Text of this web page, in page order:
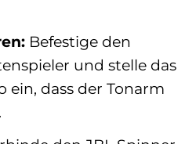
Befestige den
und stelle das
ein, dass der Tonarm